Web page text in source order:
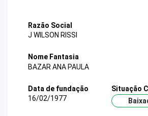
Razão Social
J WILSON RISSI
Nome Fantasia
BAZAR ANA PAULA
Data de fundação
16/02/1977
Situação